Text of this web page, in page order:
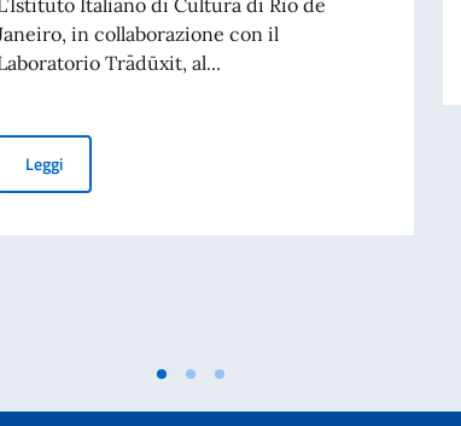
di mantenimento della pace e della sicurezza
in collaborazione con il
Trādūxit, al...
LeggiTerza edizione di ‘M’Illumino / D’Immenso’, Premio